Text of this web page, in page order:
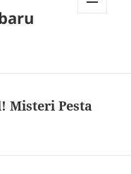
Misteri Pesta